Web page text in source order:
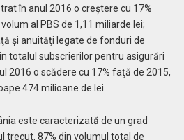
în anul 2016 o creştere cu 17%
al PBS de 1,11 miliarde lei;
şi anuităţi legate de fonduri de
totalul subscrierilor pentru asigurări
2016 o scădere cu 17% faţă de 2015,
474 milioane de lei.
este caracterizată de un grad
trecut, 87% din volumul total de